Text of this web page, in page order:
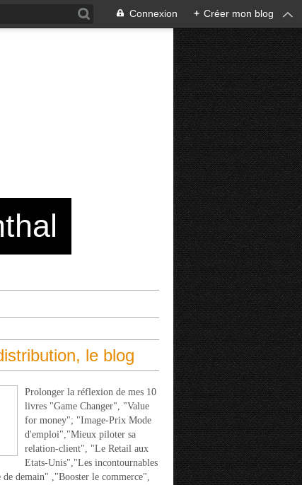
Connexion + Créer mon blog
le blog
Prolonger la réflexion de mes 10
livres "Game Changer", "Value
for money"; "Image-Prix Mode
d'emploi","Mieux piloter sa
relation-client", "Le Retail aux
Etats-Unis","Les incontournables
de demain" ,"Booster le commerce",